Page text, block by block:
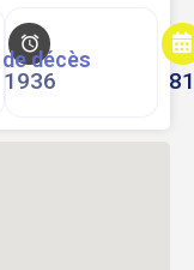
1936
décès